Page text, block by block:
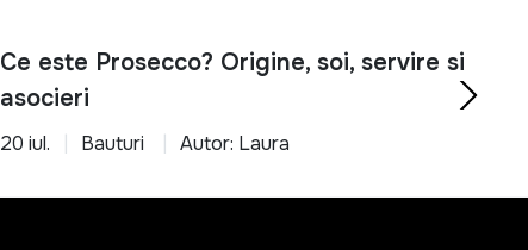
Ce este Prosecco? Origine, soi, servire si
asocieri
20 iul. Bauturi Autor: Laura